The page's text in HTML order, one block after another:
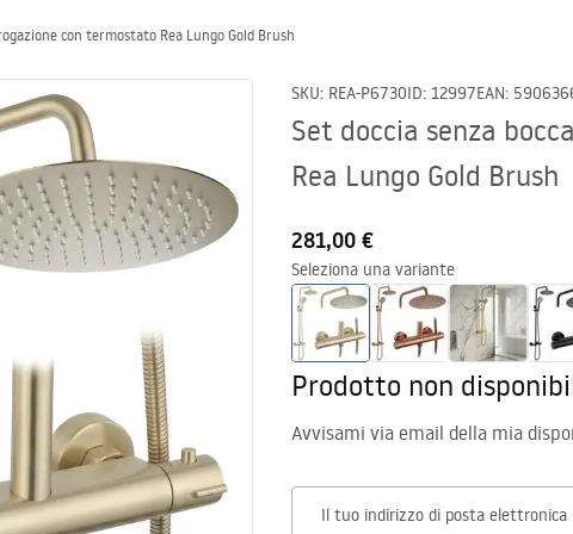
con termostato Rea Lungo Gold Brush
SKU: REA-P6730ID: 12997EAN:
Set doccia senza
Rea Lungo Gold Brush
281,00 €
Seleziona una variante
Prodotto non
Avvisami via email della mia
Il tuo indirizzo di posta elettronica